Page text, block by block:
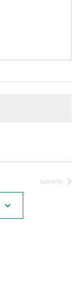
Évènements
suivants